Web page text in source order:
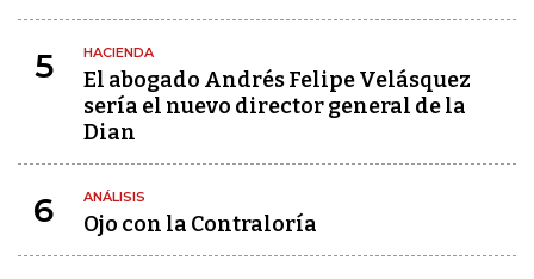
5 HACIENDA
El abogado Andrés Felipe Velásquez
sería el nuevo director general de la
Dian
6 ANÁLISIS
Ojo con la Contraloría